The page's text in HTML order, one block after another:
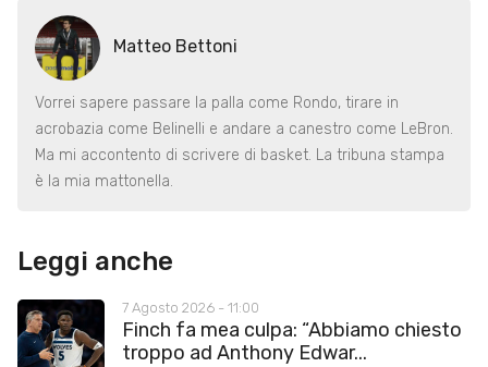
Matteo Bettoni
Vorrei sapere passare la palla come Rondo, tirare in
acrobazia come Belinelli e andare a canestro come LeBron.
Ma mi accontento di scrivere di basket. La tribuna stampa
è la mia mattonella.
Leggi anche
7 Agosto 2026 - 11:00
Finch fa mea culpa: “Abbiamo chiesto
troppo ad Anthony Edwar...